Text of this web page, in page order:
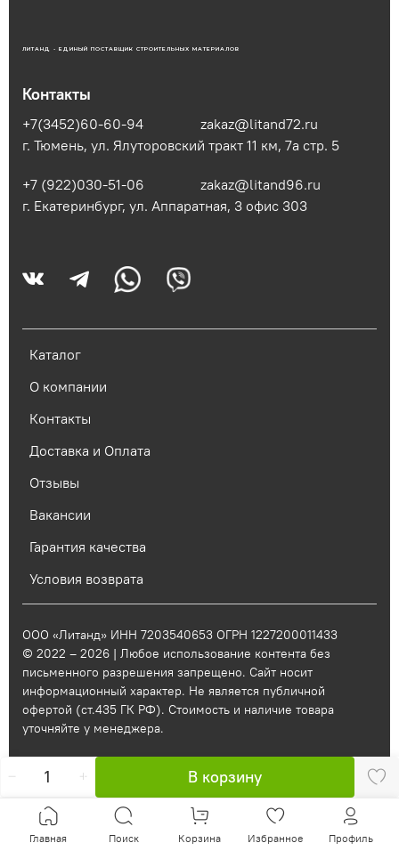
В корзину
ЛИТАНД - ЕДИНЫЙ ПОСТАВЩИК СТРОИТЕЛЬНЫХ МАТЕРИАЛОВ
Каталог
О компании
Контакты
Доставка и Оплата
Отзывы
Вакансии
Гарантия качества
Условия возврата
Контакты
+7(3452)60-60-94
zakaz@litand72.ru
г. Тюмень, ул. Ялуторовский тракт 11 км, 7а стр. 5
+7 (922)030-51-06
zakaz@litand96.ru
г. Екатеринбург, ул. Аппаратная, 3​ офис 303
ООО «Литанд» ИНН 7203540653 ОГРН 1227200011433
© 2022 – 2026 | Любое использование контента без
письменного разрешения запрещено. Сайт носит
информационный характер. Не является публичной
офертой (ст.435 ГК РФ). Стоимость и наличие товара
уточняйте у менеджера.
Главная Поиск Корзина Избранное Профиль